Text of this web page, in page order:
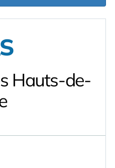
Hauts-de-